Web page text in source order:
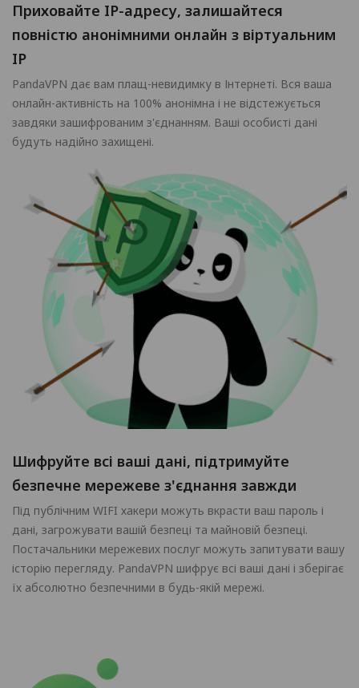
Приховайте IP-адресу, залишайтеся
повністю анонімними онлайн з віртуальним
IP
PandaVPN дає вам плащ-невидимку в Інтернеті. Вся ваша
онлайн-активність на 100% анонімна і не відстежується
завдяки зашифрованим з'єднанням. Ваші особисті дані
будуть надійно захищені.
Шифруйте всі ваші дані, підтримуйте
безпечне мережеве з'єднання завжди
Під публічним WIFI хакери можуть вкрасти ваш пароль і
дані, загрожувати вашій безпеці та майновій безпеці.
Постачальники мережевих послуг можуть запитувати вашу
історію перегляду. PandaVPN шифрує всі ваші дані і зберігає
їх абсолютно безпечними в будь-якій мережі.